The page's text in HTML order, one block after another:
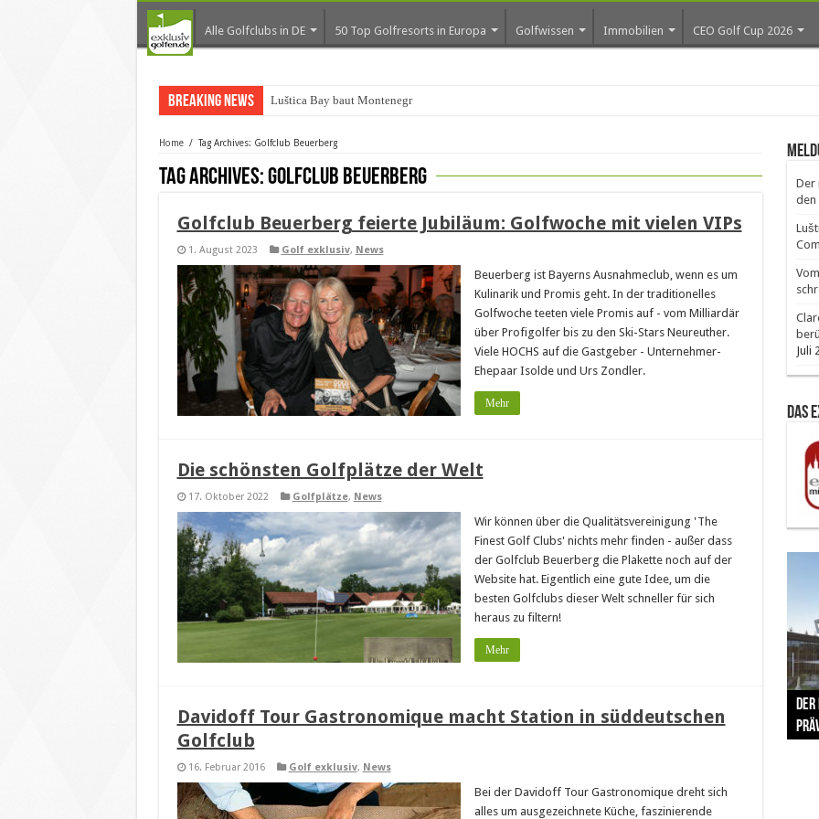
Alle Golfclubs in DE 50 Top Golfresorts in Europa Golfwissen Immobilien CEO Golf Cup 2026
Breaking News Luštica Bay baut Montenegros erste Gol
Home / Tag Archives: Golfclub Beuerberg
Tag Archives:Golfclub Beuerberg
Golfclub Beuerberg feierte Jubiläum: Golfwoche mit vielen VIPs
1. August 2023 Golf exklusiv, News
Beuerberg ist Bayerns Ausnahmeclub, wenn es um
Kulinarik und Promis geht. In der traditionelles
Golfwoche teeten viele Promis auf - vom Milliardär
über Profigolfer bis zu den Ski-Stars Neureuther.
Viele HOCHS auf die Gastgeber - Unternehmer-
Ehepaar Isolde und Urs Zondler.
Mehr
Die schönsten Golfplätze der Welt
17. Oktober 2022 Golfplätze, News
Wir können über die Qualitätsvereinigung 'The
Finest Golf Clubs' nichts mehr finden - außer dass
der Golfclub Beuerberg die Plakette noch auf der
Website hat. Eigentlich eine gute Idee, um die
besten Golfclubs dieser Welt schneller für sich
heraus zu filtern!
Mehr
Davidoff Tour Gastronomique macht Station in süddeutschen
Golfclub
16. Februar 2016 Golf exklusiv, News
Bei der Davidoff Tour Gastronomique dreht sich
alles um ausgezeichnete Küche, faszinierende
Der
den
Juli
Das
The